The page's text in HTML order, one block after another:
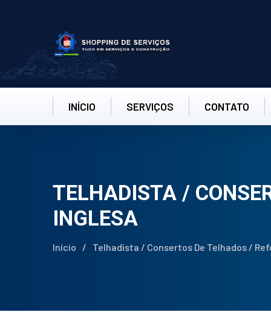
INÍCIO SERVIÇOS CONTATO
TELHADISTA /
INGLESA
Início / Telhadista / Consertos De Telhados /